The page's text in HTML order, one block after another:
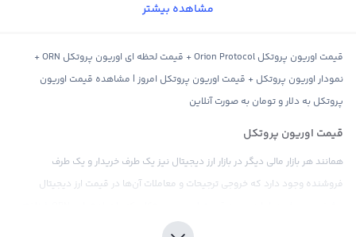
مشاهده بیشتر
قیمت اوریون پروتکل Orion Protocol + قیمت لحظه ای اوریون پروتکل ORN +
نمودار اوریون پروتکل + قیمت اوریون پروتکل امروز | مشاهده قیمت اوریون
پروتکل به دلار و تومان به صورت آنلاین
قیمت اوریون پروتکل
همانند هر بازار مالی دیگر در بازار ارز دیجیتال نیز یک طرف خریدار و یک طرف
فروشنده وجود دارد که خروجی ترجیحات و معاملات آن‌ها در قیمت ارز دیجیتال
می‌شود و نام انگلیسی آن Orion Protocol می‌باشد، این نکته قابل توجه است که